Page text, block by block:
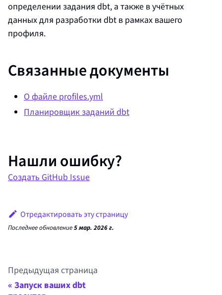
определении задания dbt, а также в учётных
данных для разработки dbt в рамках вашего
профиля.
Связанные документы
О файле profiles.yml
Планировщик заданий dbt
Нашли ошибку?
Создать GitHub Issue
Отредактировать эту страницу
Последнее обновление5 мар. 2026 г.
Предыдущая страница
Запуск ваших dbt